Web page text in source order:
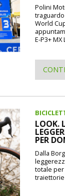
Polini
World
E-P3+
LOOK.
PER
Dalla
totale
traiettorie